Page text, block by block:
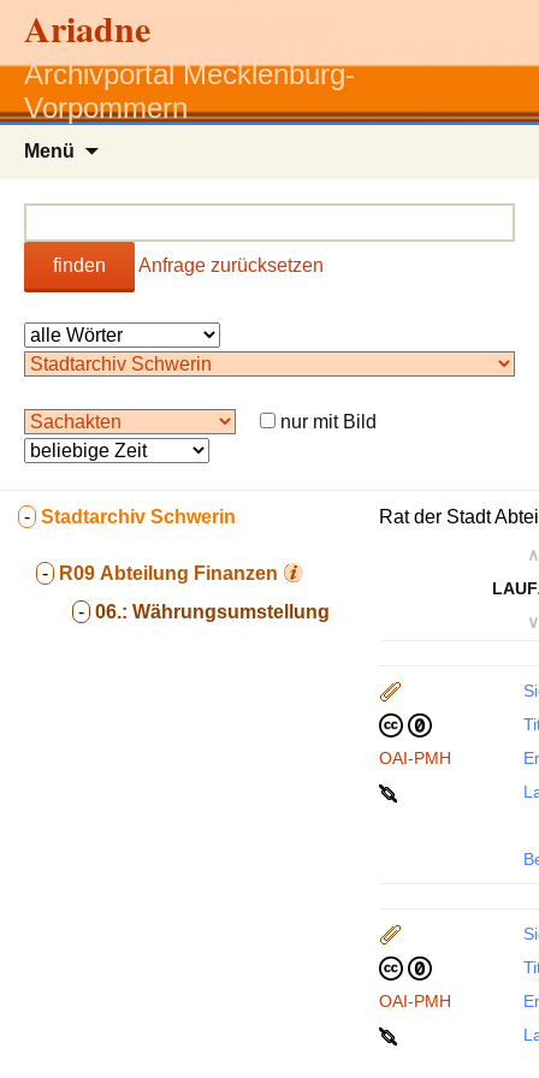
Ariadne
Archivportal Mecklenburg-
Vorpommern
Menü
finden Anfrage zurücksetzen
nur mit Bild
- Stadtarchiv Schwerin
- R09 Abteilung Finanzen
- 06.: Währungsumstellung
Rat der Stadt
∧
∨
OAI-PMH
OAI-PMH